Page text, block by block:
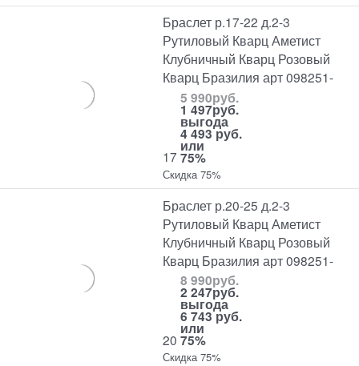
Браслет р.17-22 д.2-3
Рутиловый Кварц Аметист
Клубничный Кварц Розовый
Кварц Бразилия арт 098251-
17
5 990руб.
1 497руб.
выгода
4 493 руб.
или
75%
Скидка 75%
Браслет р.20-25 д.2-3
Рутиловый Кварц Аметист
Клубничный Кварц Розовый
Кварц Бразилия арт 098251-
20
8 990руб.
2 247руб.
выгода
6 743 руб.
или
75%
Скидка 75%